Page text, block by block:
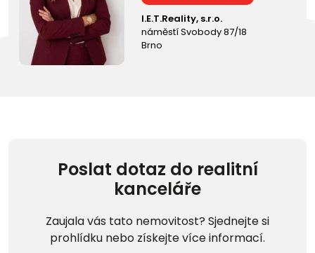
I.E.T.Reality, s.r.o.
náměstí Svobody 87/18
Brno
Poslat dotaz do realitní
kanceláře
Zaujala vás tato nemovitost? Sjednejte si
prohlídku nebo získejte více informací.